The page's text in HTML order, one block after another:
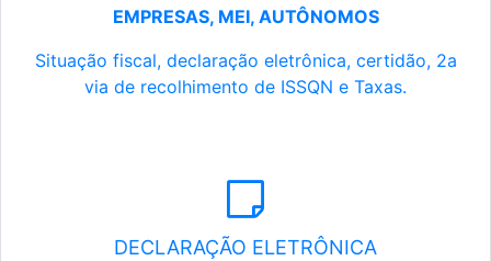
EMPRESAS, MEI, AUTÔNOMOS
Situação fiscal, declaração eletrônica, certidão, 2a
via de recolhimento de ISSQN e Taxas.
DECLARAÇÃO ELETRÔNICA